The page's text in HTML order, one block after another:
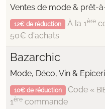
Ventes de mode & prêt-
12€ de réduction À la 1ère
50€ d'achats
Bazarchic
Mode, Déco, Vin &
10€ de réduction Code «
1ère commande